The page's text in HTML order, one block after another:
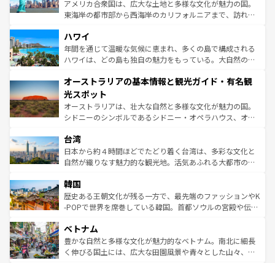
者向けの交通パス提供のサービスもあり、うまく活用すれ
着のスイス情報は
アメリカ合衆国は、広大な土地と多様な文化が魅力の国。
東海岸の都市部から西海岸のカリフォルニアまで、訪れる
のような巨大都市は、観光、ショッピング、エンターテイ
ンメントが詰まった刺激的なスポットだ。一方、アメリカ
西部には大自然が広がり、グランドキャニオンやイエロー
部のニューオーリンズでは、音楽と美食が融合した独特の
文化が魅力。旅行者はアメリカの各地域で異なる魅力を楽
しみながら、その多様性と豊かな歴史を感じることができ
るだろう。車でのロードトリップや列車の旅も、アメリカ
情報は
ハワイ
年間を通じて温暖な気候に恵まれ、多くの島で構成される
ハワイは、どの島も独自の魅力をもっている。大自然の神
ワイ島は見逃せない。また、定番の観光地といえばオアフ
島だが、静かな自然を求めるならマウイ島やカウアイ島が
おすすめ。エメラルドグリーンに輝く海をはじめ、豊かな
文化や歴史が息づいている。「アロハスピリット」と呼ば
人々、おいしいローカルフードやハワイアンミュージッ
ク、伝統的なフラダンスなど、すべてがハワイの魅力を彩
っている。訪れるたびに新しい発見と感動が待っているハ
はコンテンツ一覧
オーストラリアの基本情報と観光ガイド・有名観
光スポット
オーストラリアは、壮大な自然と多様な文化が魅力の国。
シドニーのシンボルであるシドニー・オペラハウス、オー
リアリーフや大陸中央部にそびえるウルル（エアーズロッ
ク）、タスマニアの美しい原生林やケアンズの熱帯雨林な
ど、見どころがたくさん。また、カフェやワイン、オージ
いる。アクティビティも充実しており、サーフィンやダイ
ビング、ハイキングなど、アウトドア好きにはたまらな
い。オーストラリアの多彩な魅力を存分に味わいつくそ
参照してほしい。
台湾
日本から約４時間ほどでたどり着く台湾は、多彩な文化と
自然が織りなす魅力的な観光地。活気あふれる大都市の台
ン）、静ひつな山岳地帯である台湾東部など、都市の喧騒
と山間の静けさが共存しており、訪れる人に新しい発見と
驚きをもたらしてくれる。また、奥深い台湾の食文化も魅
容にもいいと評判のスイーツなど、バラエティ豊かな料理
が味わえる。 なお、新着の台湾情報は コンテンツ一覧を参
照してほしい。
韓国
歴史ある王朝文化が残る一方で、最先端のファッションやK
-POPで世界を席巻している韓国。首都ソウルの宮殿や伝統
き、地方に足を延ばせば四季折々の自然美を楽しむことが
できる。そして、キムチや焼肉、絶品のストリートフード
まで、さまざまな韓国料理が待っている。夜には、韓国な
ベトナム
豊かな自然と多様な文化が魅力的なベトナム。南北に細長
く伸びる国土には、広大な田園風景や青々とした山々、世